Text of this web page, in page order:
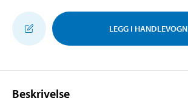
LEGG I HANDLEVOGN
Beskrivelse